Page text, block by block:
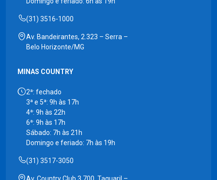
(31) 3516-1000
Av. Bandeirantes, 2.323 – Serra –
Belo Horizonte/MG
MINAS COUNTRY
2ª: fechado
3ª e 5ª: 9h às 17h
4ª: 9h às 22h
6ª: 9h às 17h
Sábado: 7h às 21h
Domingo e feriado: 7h às 19h
(31) 3517-3050
Av. Country Club 3.700, Taquaril –